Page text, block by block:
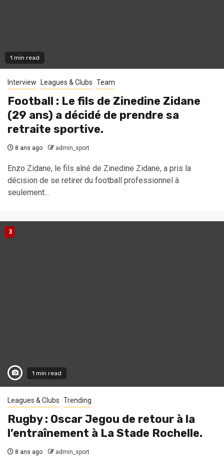
1 min read
Interview Leagues & Clubs Team
Football : Le fils de Zinedine Zidane
(29 ans) a décidé de prendre sa
retraite sportive.
8 ans ago admin_sport
Enzo Zidane, le fils aîné de Zinedine Zidane, a pris la
décision de se retirer du football professionnel à
seulement...
1 min read
3
Leagues & Clubs Trending
Rugby : Oscar Jegou de retour à la
l’entraînement à La Stade Rochelle.
8 ans ago admin_sport